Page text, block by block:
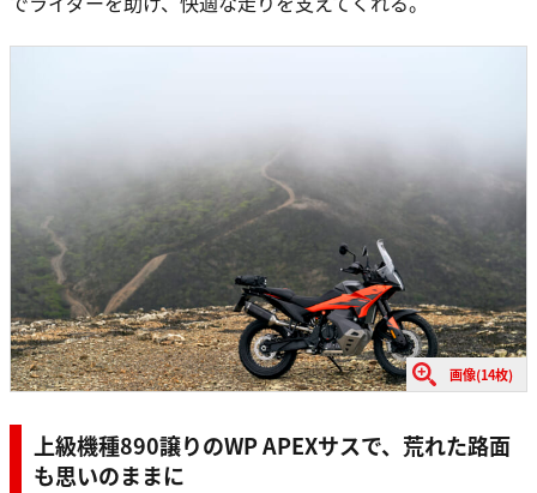
画像(14枚)
上級機種890譲りのWP APEXサスで、荒れた路面
も思いのままに